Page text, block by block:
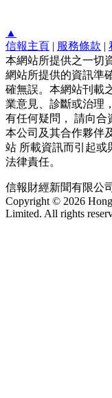
▲
信報主頁 | 服務條款 |
本網站所提供之一切
網站所提供的資訊準
確無誤。本網站刊載
業意見、診斷或治理
有任何疑問， 請向合
本公司及其合作夥伴
站 所載資訊而引起或
法律責任。
信報財經新聞有限公
Copyright © 2026
Limited. All rights